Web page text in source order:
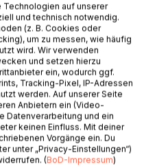
wird unter dem Verdacht
betreut zu haben.
Brand in U-Haft ums
Fall von offizieller Seite
Faust weiter.
ein Pariser Anwalt,
Technologien auf unserer
und technisch notwendig.
(z. B. Cookies oder
um zu messen, wie häufig
wird. Wir verwenden
und setzen hierzu
ein, wodurch ggf.
Tracking-Pixel, IP-Adressen
werden. Auf unserer Seite
Anbietern ein (Video-
Datenverarbeitung und ein
keinen Einfluss. Mit deiner
Vorgänge ein. Du
unter „Privacy-Einstellungen“)
(BoD-Impressum)